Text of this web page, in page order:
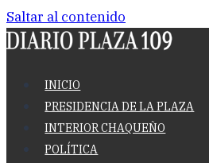
Saltar al contenido
INICIO
PRESIDENCIA DE LA PLAZA
INTERIOR CHAQUEÑO
POLÍTICA